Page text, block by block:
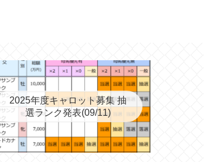
2025年度キャロット募集 抽
選ランク発表(09/11)